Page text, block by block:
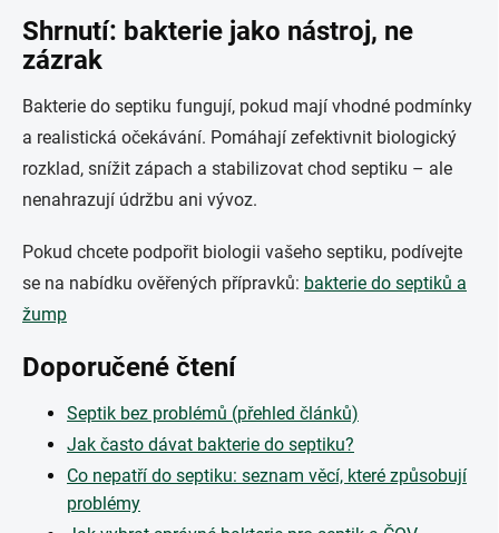
Shrnutí: bakterie jako nástroj, ne
zázrak
Bakterie do septiku fungují, pokud mají vhodné podmínky
a realistická očekávání. Pomáhají zefektivnit biologický
rozklad, snížit zápach a stabilizovat chod septiku – ale
nenahrazují údržbu ani vývoz.
Pokud chcete podpořit biologii vašeho septiku, podívejte
se na nabídku ověřených přípravků: bakterie do septiků a
žump
Doporučené čtení
Septik bez problémů (přehled článků)
Jak často dávat bakterie do septiku?
Co nepatří do septiku: seznam věcí, které způsobují
problémy